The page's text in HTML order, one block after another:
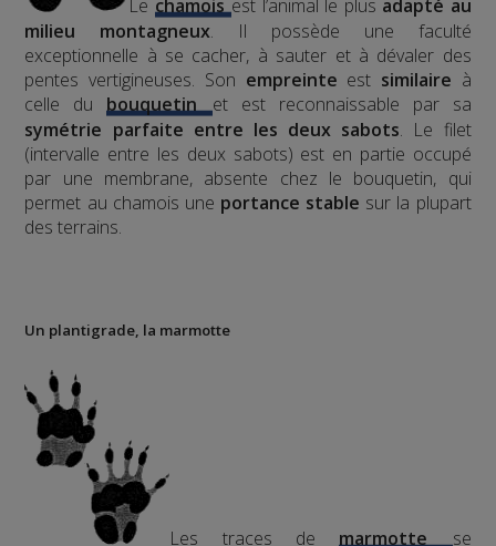
Le chamois est l’animal le plus adapté au
milieu montagneux. Il possède une faculté
exceptionnelle à se cacher, à sauter et à dévaler des
pentes vertigineuses. Son empreinte est similaire à
celle dubouquetin et est reconnaissable par sa
symétrie parfaite entre les deux sabots. Le filet
(intervalle entre les deux sabots) est en partie occupé
par une membrane, absente chez le bouquetin, qui
permet au chamois une portance stable sur la plupart
des terrains.
Un plantigrade, la marmotte
Les traces demarmotte
se